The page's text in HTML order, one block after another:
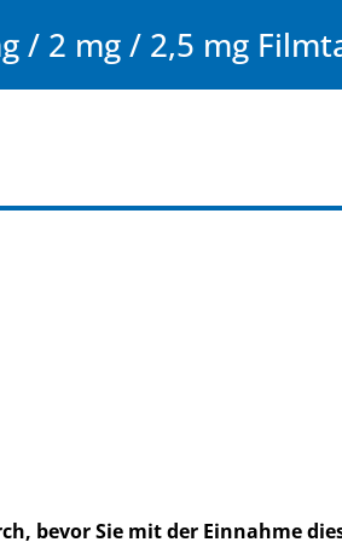
/ 2 mg / 2,5 mg
bevor Sie mit der Einnahme